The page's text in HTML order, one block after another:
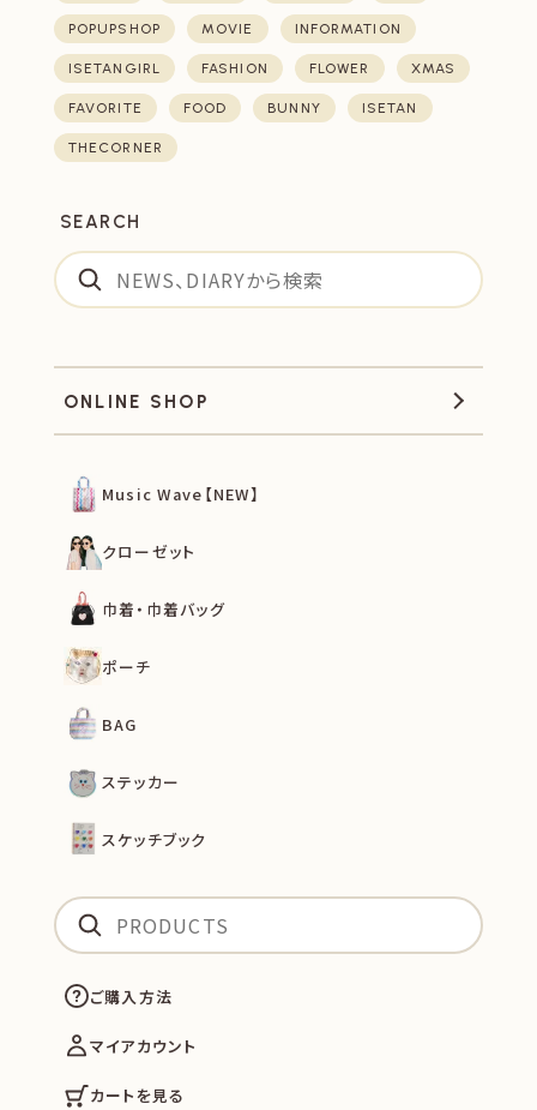
POPUPSHOP MOVIE INFORMATION
ISETANGIRL FASHION FLOWER XMAS
FAVORITE FOOD BUNNY ISETAN
THECORNER
SEARCH
ONLINE SHOP
Music Wave【NEW】
クローゼット
巾着・巾着バッグ
ポーチ
BAG
ステッカー
スケッチブック
ご購入方法
マイアカウント
カートを見る